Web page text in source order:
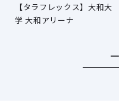
【タラフレックス】大和大
学 大和アリーナ